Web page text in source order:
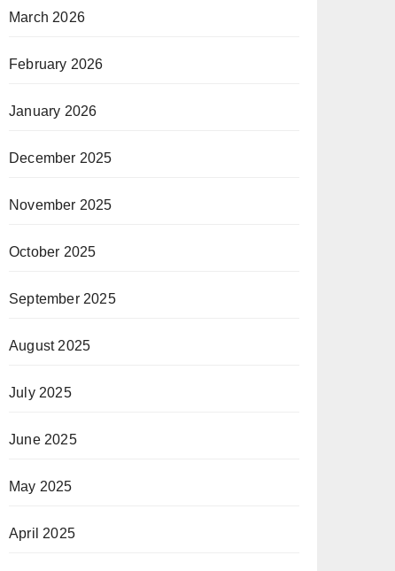
March 2026
February 2026
January 2026
December 2025
November 2025
October 2025
September 2025
August 2025
July 2025
June 2025
May 2025
April 2025